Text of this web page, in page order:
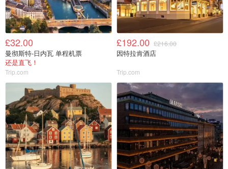
£32.00
曼彻斯特-日内瓦 单程机票
还是直飞！
Trip.com
£192.00 £216.00
因特拉肯酒店
Trip.com